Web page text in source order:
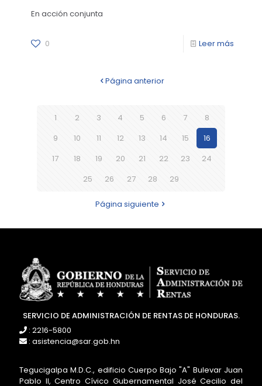
En acción conjunta
0 Leer más
Página anterior
1 2 3 4 5 6 7
8
9
10 11 12 13 14 15
16
17
18 19 20 21 22 23
24
25
26 27 28 29
Página siguiente
SERVICIO DE ADMINISTRACIÓN DE RENTAS DE HONDURAS.
: 2216-5800
: asistencia@sar.gob.hn
Tegucigalpa M.D.C., edificio Cuerpo Bajo "A" Bulevar Juan
Pablo II, Centro Cívico Gubernamental José Cecilio del